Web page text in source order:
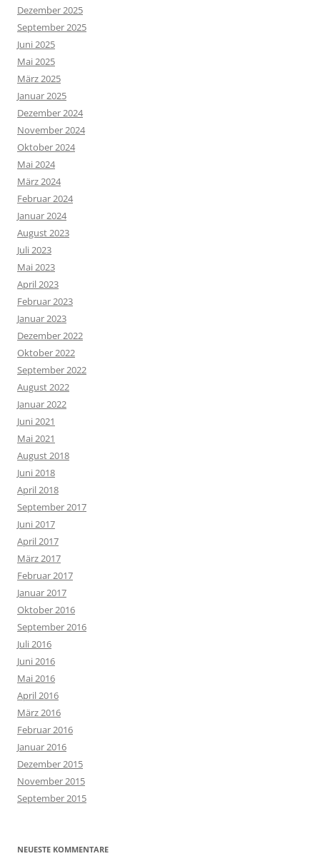
Dezember 2025
September 2025
Juni 2025
Mai 2025
März 2025
Januar 2025
Dezember 2024
November 2024
Oktober 2024
Mai 2024
März 2024
Februar 2024
Januar 2024
August 2023
Juli 2023
Mai 2023
April 2023
Februar 2023
Januar 2023
Dezember 2022
Oktober 2022
September 2022
August 2022
Januar 2022
Juni 2021
Mai 2021
August 2018
Juni 2018
April 2018
September 2017
Juni 2017
April 2017
März 2017
Februar 2017
Januar 2017
Oktober 2016
September 2016
Juli 2016
Juni 2016
Mai 2016
April 2016
März 2016
Februar 2016
Januar 2016
Dezember 2015
November 2015
September 2015
NEUESTE KOMMENTARE